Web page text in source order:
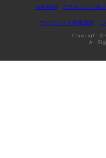
会社情報 プライバシーポ
ウェブサイト利用規約
Copyright ©
All